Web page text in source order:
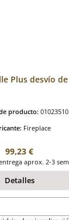
Plus desvío
producto: 01023510
Fireplace
Precio normal:
99,23 €
aprox. 2-3
Detalles